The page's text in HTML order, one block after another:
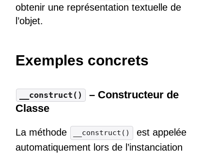
obtenir une représentation textuelle de
l’objet.
Exemples concrets
__construct()
– Constructeur de
Classe
La méthode __construct()
est appelée
automatiquement lors de l’instanciation